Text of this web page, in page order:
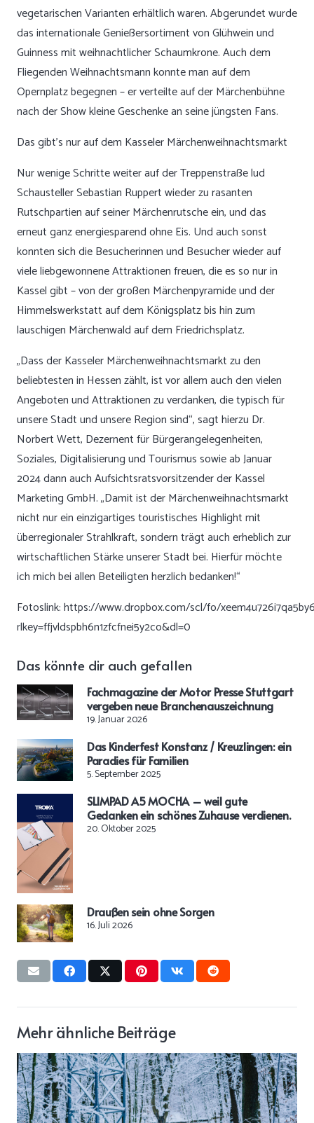
vegetarischen Varianten erhältlich waren. Abgerundet wurde
das internationale Genießersortiment von Glühwein und
Guinness mit weihnachtlicher Schaumkrone. Auch dem
Fliegenden Weihnachtsmann konnte man auf dem
Opernplatz begegnen – er verteilte auf der Märchenbühne
nach der Show kleine Geschenke an seine jüngsten Fans.
Das gibt’s nur auf dem Kasseler Märchenweihnachtsmarkt
Nur wenige Schritte weiter auf der Treppenstraße lud
Schausteller Sebastian Ruppert wieder zu rasanten
Rutschpartien auf seiner Märchenrutsche ein, und das
erneut ganz energiesparend ohne Eis. Und auch sonst
konnten sich die Besucherinnen und Besucher wieder auf
viele liebgewonnene Attraktionen freuen, die es so nur in
Kassel gibt – von der großen Märchenpyramide und der
Himmelswerkstatt auf dem Königsplatz bis hin zum
lauschigen Märchenwald auf dem Friedrichsplatz.
„Dass der Kasseler Märchenweihnachtsmarkt zu den
beliebtesten in Hessen zählt, ist vor allem auch den vielen
Angeboten und Attraktionen zu verdanken, die typisch für
unsere Stadt und unsere Region sind“, sagt hierzu Dr.
Norbert Wett, Dezernent für Bürgerangelegenheiten,
Soziales, Digitalisierung und Tourismus sowie ab Januar
2024 dann auch Aufsichtsratsvorsitzender der Kassel
Marketing GmbH. „Damit ist der Märchenweihnachtsmarkt
nicht nur ein einzigartiges touristisches Highlight mit
überregionaler Strahlkraft, sondern trägt auch erheblich zur
wirtschaftlichen Stärke unserer Stadt bei. Hierfür möchte
ich mich bei allen Beteiligten herzlich bedanken!“
Fotoslink:https://www.dropbox.com/scl/fo/
rlkey=ffjvldspbh6n1zfcfnei5y2co&dl=0
Das könnte dir auch gefallen
Fachmagazine der Motor Presse Stuttgart
vergeben neue Branchenauszeichnung
19. Januar 2026
Das Kinderfest Konstanz / Kreuzlingen: ein
Paradies für Familien
5. September 2025
SLIMPAD A5 MOCHA – weil gute
Gedanken ein schönes Zuhause verdienen.
20. Oktober 2025
Draußen sein ohne Sorgen
16. Juli 2026
Mehr ähnliche Beiträge